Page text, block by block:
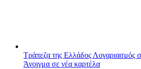
Τράπεζα της Ελλάδος Λογαριασμός
Άνοιγμα σε νέα καρτέλα